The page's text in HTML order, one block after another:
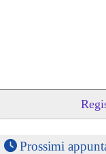
@radioblackout - 17/7/
Prossimi